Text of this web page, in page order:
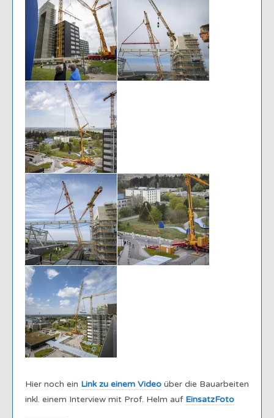
Hier noch ein Link zu einem Video über die Bauarbeiten
inkl. einem Interview mit Prof. Helm auf EinsatzFoto